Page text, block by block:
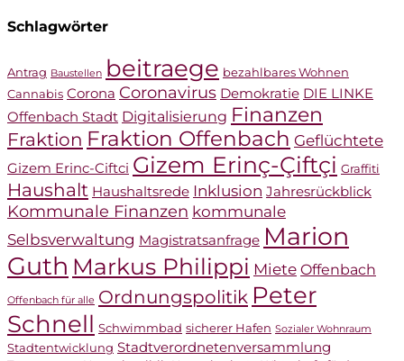
Schlagwörter
Antrag Baustellen beitraege bezahlbares Wohnen
Cannabis Corona Coronavirus Demokratie DIE LINKE
Offenbach Stadt Digitalisierung Finanzen
Fraktion Fraktion Offenbach Geflüchtete
Gizem Erinc-Ciftci Gizem Erinç-Çiftçi Graffiti
Haushalt Haushaltsrede Inklusion Jahresrückblick
Kommunale Finanzen kommunale
Selbsverwaltung Magistratsanfrage Marion
Guth Markus Philippi Miete Offenbach
Offenbach für alle Ordnungspolitik Peter
Schnell Schwimmbad sicherer Hafen Sozialer Wohnraum
Stadtentwicklung Stadtverordnetenversammlung